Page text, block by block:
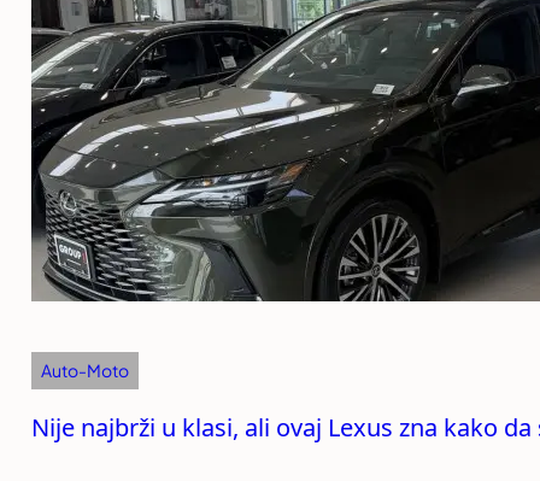
Auto-Moto
Nije najbrži u klasi, ali ovaj Lexus zna kako